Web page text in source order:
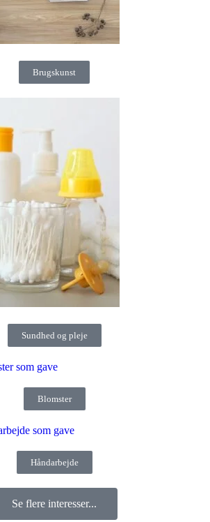
Brugskunst
Sundhed og pleje
Blomster
Håndarbejde
Se flere interesser...